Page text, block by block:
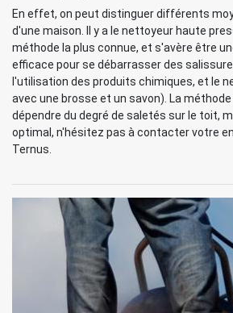
En effet, on peut distinguer différents
d'une maison. Il y a le nettoyeur haute
méthode la plus connue, et s'avère être
efficace pour se débarrasser des
l'utilisation des produits chimiques, et le
avec une brosse et un savon). La
dépendre du degré de saletés sur le toit,
optimal, n'hésitez pas à contacter votre
Ternus.